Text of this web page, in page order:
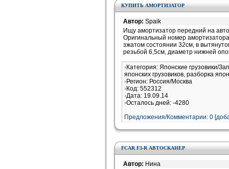
КУПИТЬ АМОРТИЗАТОР
Автор: Spaik
Ищу амортизатор передний на
Оригинальный номер
зжатом состоянии 32см, в
резьбой 6,5см, диаметр нижней
Категория: Японские грузовики/
японских грузовиков, разборка
Регион: Россия/Москва
Код: 552312
Дата: 19.09.14
Осталось дней: -4280
Предложения/Комментарии: 0
FCAR F3-R АВТОСКАНЕР
Автор: Нина